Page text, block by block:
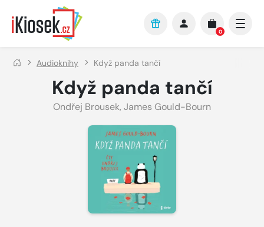
Přejít na hlavní obsah
0
Audioknihy Když panda tančí
Když panda tančí
Ondřej Brousek, James Gould-Bourn